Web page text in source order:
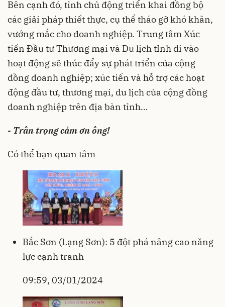
Bên cạnh đó, tỉnh chủ động triển khai đồng bộ
các giải pháp thiết thực, cụ thể tháo gỡ khó khăn,
vướng mắc cho doanh nghiệp. Trung tâm Xúc
tiến Đầu tư Thương mại và Du lịch tỉnh đi vào
hoạt động sẽ thúc đẩy sự phát triển của cộng
đồng doanh nghiệp; xúc tiến và hỗ trợ các hoạt
động đầu tư, thương mại, du lịch của cộng đồng
doanh nghiệp trên địa bàn tỉnh…
- Trân trọng cảm ơn ông!
Có thể bạn quan tâm
Bắc Sơn (Lạng Sơn): 5 đột phá nâng cao năng
lực cạnh tranh
09:59, 03/01/2024